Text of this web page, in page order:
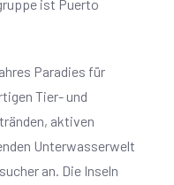
ist Puerto
Paradies für
Tier- und
aktiven
Unterwasserwelt
an. Die Inseln